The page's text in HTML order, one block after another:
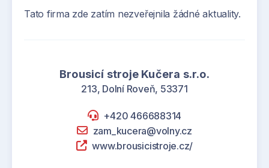
Tato firma zde zatím nezveřejnila žádné aktuality.
Brousicí stroje Kučera s.r.o.
213, Dolní Roveň, 53371
+420 466688314
zam_kucera@volny.cz
www.brousicistroje.cz/